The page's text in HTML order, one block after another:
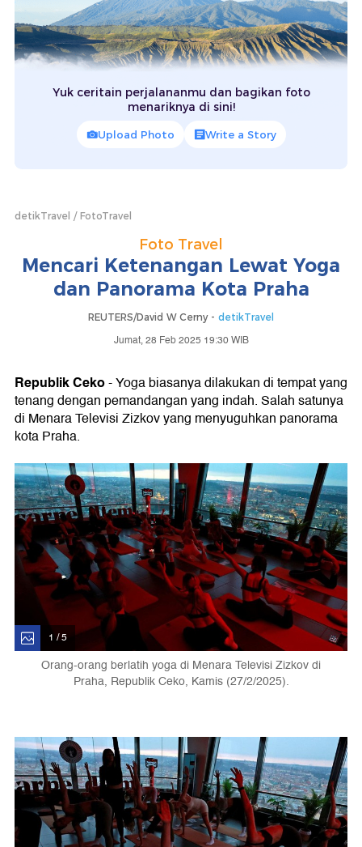
Yuk ceritain perjalananmu dan bagikan foto
menariknya di sini!
Upload Photo Write a Story
detikTravel FotoTravel
Foto Travel
Mencari Ketenangan Lewat Yoga
dan Panorama Kota Praha
REUTERS/David W Cerny - detikTravel
Jumat, 28 Feb 2025 19:30 WIB
Republik Ceko- Yoga biasanya dilakukan di tempat yang
tenang dengan pemandangan yang indah. Salah satunya
di Menara Televisi Zizkov yang menyuguhkan panorama
kota Praha.
1 / 5
Orang-orang berlatih yoga di Menara Televisi Zizkov di
Praha, Republik Ceko, Kamis (27/2/2025).